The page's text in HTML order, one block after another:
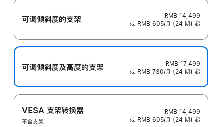
可调倾斜度的支架
RMB 14,499
或 RMB 605/月 (24 期) 起
可调倾斜度及高‍度的支‍架
RMB 17,499
或 RMB 730/月 (24 期) 起
VESA 支架转换器
不含支架
RMB 14,499
或 RMB 605/月 (24 期) 起